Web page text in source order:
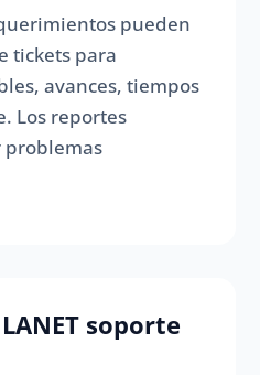
pueden
tickets para
avances, tiempos
Los reportes
soporte